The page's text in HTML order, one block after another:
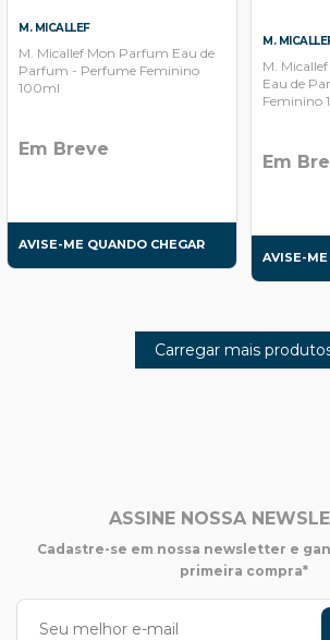
M. MICALLEF
M. Micallef Mon Parfum Eau de
Parfum - Perfume Feminino
100ml
Em Breve
AVISE-ME QUANDO CHEGAR
M.
M.
Eau de
Feminino
Em
AVISE-ME
Carregar mais
ASSINE NOSSA
Cadastre-se em nossa newsletter e
primeira compra*